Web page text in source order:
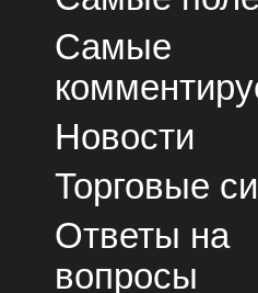
Самые
Новости
Торговые
Ответы на
вопросы